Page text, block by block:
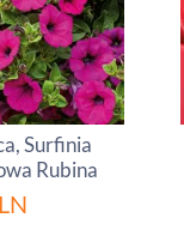
Surfinia
Rubina